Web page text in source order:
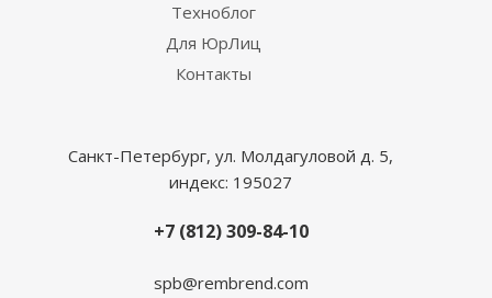
Техноблог
Для ЮрЛиц
Контакты
Санкт-Петербург, ул. Молдагуловой д. 5,
индекс: 195027
+7 (812) 309-84-10
spb@rembrend.com